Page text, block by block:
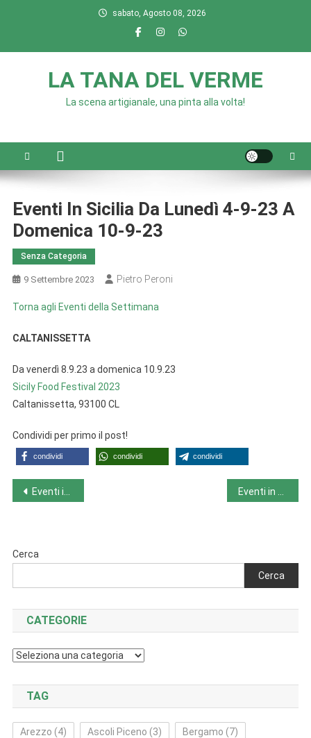
sabato, Agosto 08, 2026
LA TANA DEL VERME
La scena artigianale, una pinta alla volta!
Eventi In Sicilia Da Lunedì 4-9-23 A
Domenica 10-9-23
Senza Categoria
9 Settembre 2023 Pietro Peroni
Torna agli Eventi della Settimana
CALTANISSETTA
Da venerdì 8.9.23 a domenica 10.9.23
Sicily Food Festival 2023
Caltanissetta, 93100 CL
Condividi per primo il post!
condividi condividi condividi
Navigazione
Eventi in Sardegna da lunedì 4-9-23 a domenica 10-9-23
Cerca
Cerca
CATEGORIE
Categorie
TAG
Arezzo (4) Ascoli Piceno (3) Bergamo (7)